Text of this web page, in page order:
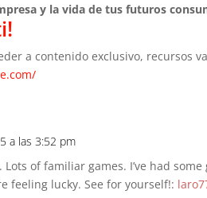
y la vida de tus futuros
a contenido exclusivo, recursos
a las 3:52 pm
Lots of familiar games. I’ve had
feeling lucky. See for yourself!: